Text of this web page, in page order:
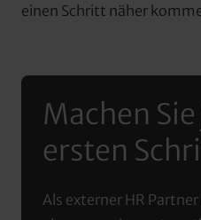
einen Schritt näher
Machen
ersten
Als externer HR